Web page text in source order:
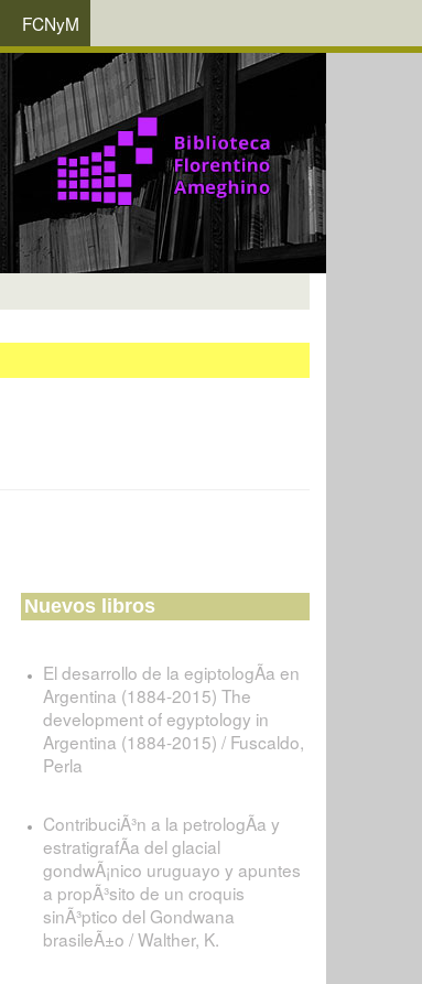
FCNyM
Nuevos libros
El desarrollo de la egiptologÃ­a en
Argentina (1884-2015) The
development of egyptology in
Argentina (1884-2015) / Fuscaldo,
Perla
ContribuciÃ³n a la petrologÃ­a y
estratigrafÃ­a del glacial
gondwÃ¡nico uruguayo y apuntes
a propÃ³sito de un croquis
sinÃ³ptico del Gondwana
brasileÃ±o / Walther, K.